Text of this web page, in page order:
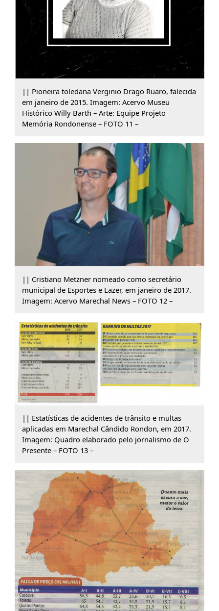
|| Pioneira toledana Verginio Drago Ruaro, falecida
em janeiro de 2015. Imagem: Acervo Museu
Histórico Willy Barth – Arte: Equipe Projeto
Memória Rondonense – FOTO 11 –
|| Cristiano Metzner nomeado como secretário
municipal de Esportes e Lazer, em janeiro de 2017.
Imagem: Acervo Marechal News – FOTO 12 –
|| Estatísticas de acidentes de trânsito e multas
aplicadas em Marechal Cândido Rondon, em 2017.
Imagem: Quadro elaborado pelo jornalismo de O
Presente – FOTO 13 –